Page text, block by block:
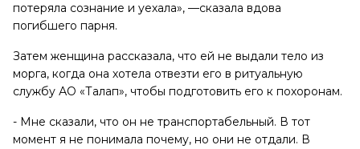
потеряла сознание и уехала», —сказала вдова
погибшего парня.
Затем женщина рассказала, что ей не выдали тело из
морга, когда она хотела отвезти его в ритуальную
службу АО «Талап», чтобы подготовить его к похоронам.
- Мне сказали, что он не транспортабельный. В тот
момент я не понимала почему, но они не отдали. В